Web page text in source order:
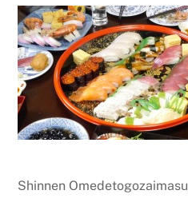
Shinnen Omedetogozaimasu